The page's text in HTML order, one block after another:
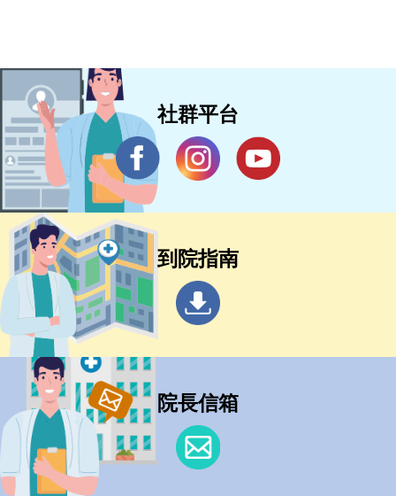
社群平台
到院指南
院長信箱